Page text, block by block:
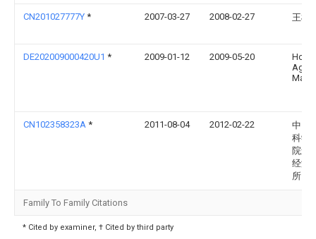
CN201027777Y * 2007-03-27 2008-02-27 王根
DE202009000420U1 * 2009-01-12 2009-05-20
Ag,
CN102358323A * 2011-08-04 2012-02-22
中国
科学
院运
经济
所
Family To Family Citations
* Cited by examiner, † Cited by third party